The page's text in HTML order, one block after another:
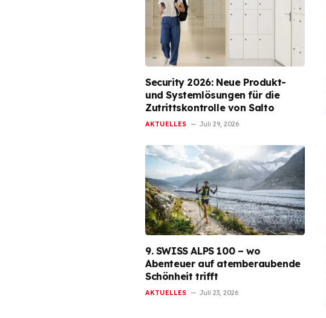
Security 2026: Neue Produkt-
und Systemlösungen für die
Zutrittskontrolle von Salto
AKTUELLES Juli 29, 2026
9. SWISS ALPS 100 – wo
Abenteuer auf atemberaubende
Schönheit trifft
AKTUELLES Juli 23, 2026